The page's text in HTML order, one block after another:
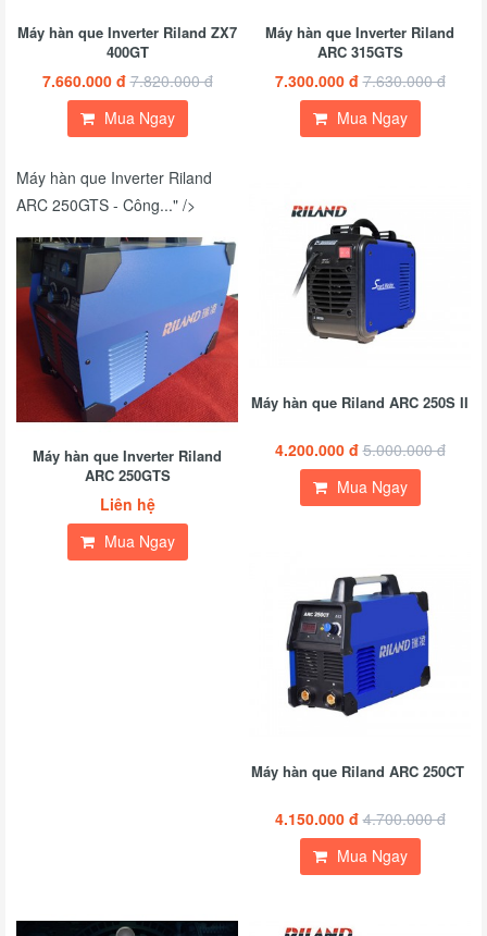
Máy hàn que Inverter Riland ZX7
400GT
7.660.000 đ 7.820.000 đ
Mua Ngay
Máy hàn que Inverter Riland
ARC 315GTS
7.300.000 đ 7.630.000 đ
Mua Ngay
Máy hàn que Inverter Riland
ARC 250GTS - Công..." />
Máy hàn que Inverter Riland
ARC 250GTS
Liên hệ
Mua Ngay
Máy hàn que Riland ARC 250S II
4.200.000 đ 5.000.000 đ
Mua Ngay
Máy hàn que Riland ARC 250CT
4.150.000 đ 4.700.000 đ
Mua Ngay